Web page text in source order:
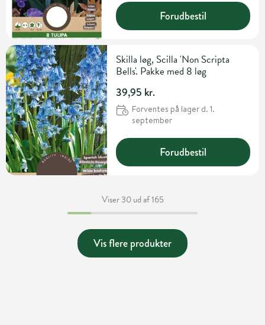
Forudbestil
Skilla løg, Scilla 'Non Scripta
Bells'. Pakke med 8 løg
39,95 kr.
Forventes på lager d. 1.
september
Forudbestil
Viser 30 ud af 165
Vis flere produkter